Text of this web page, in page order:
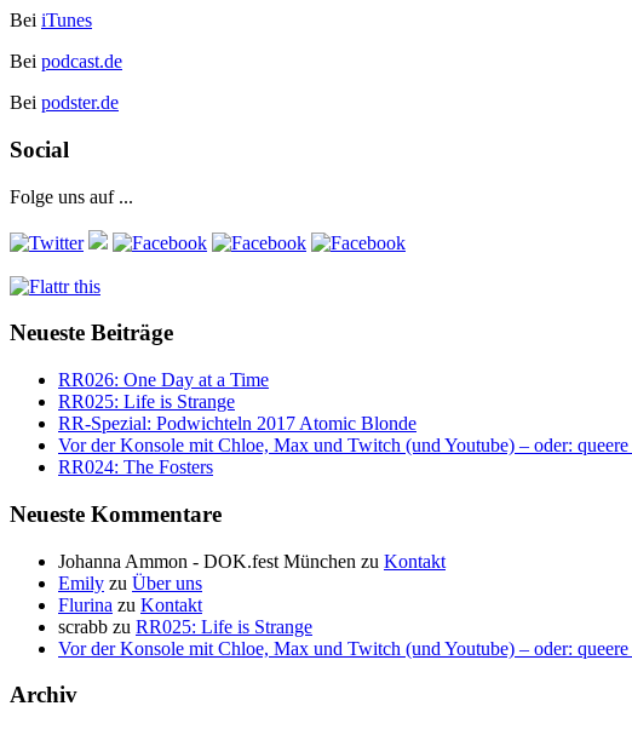
Bei iTunes
Bei podcast.de
Bei podster.de
Social
Folge uns auf ...
Neueste Beiträge
RR026: One Day at a Time
RR025: Life is Strange
RR-Spezial: Podwichteln 2017 Atomic Blonde
Vor der Konsole mit Chloe, Max und Twitch (und Youtube) – oder:
RR024: The Fosters
Neueste Kommentare
Johanna Ammon - DOK.fest München zu Kontakt
Emily zu Über uns
Flurina zu Kontakt
scrabb zu RR025: Life is Strange
Vor der Konsole mit Chloe, Max und Twitch (und Youtube) – oder:
Archiv